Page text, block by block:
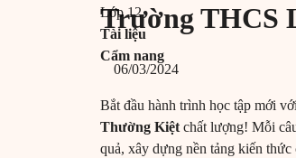
Lớp 12
Tài liệu
Cẩm nang
Trường THCS
06/03/2024
Bắt đầu hành trình học tập mới với
Thường Kiệt chất lượng! Mỗi
quả, xây dựng nền tảng kiến